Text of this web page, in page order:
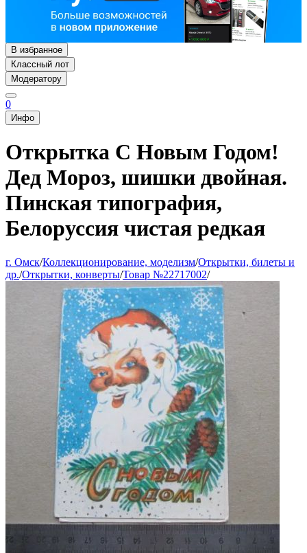
В избранное
Классный лот
Модератору
0
Инфо
Открытка С Новым Годом!
Дед Мороз, шишки двойная.
Пинская типография,
Белоруссия чистая редкая
г. Омск/Коллекционирование, моделизм/Открытки, билеты и
др./Открытки, конверты/Товар №22717002/